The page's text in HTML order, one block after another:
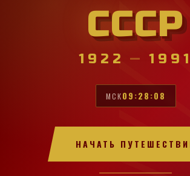
СССР
1922 — 1991
МСК09:28:09
НАЧАТЬ